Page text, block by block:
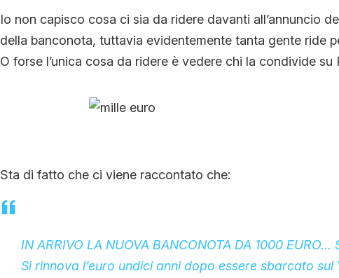
Io non capisco cosa ci sia da ridere davanti all’annuncio
della banconota, tuttavia evidentemente tanta gente ride
O forse l’unica cosa da ridere è vedere chi la condivide su
Sta di fatto che ci viene raccontato che:
IN ARRIVO LA NUOVA BANCONOTA DA 1000 EURO…
Si rinnova l’euro undici anni dopo essere sbarcato